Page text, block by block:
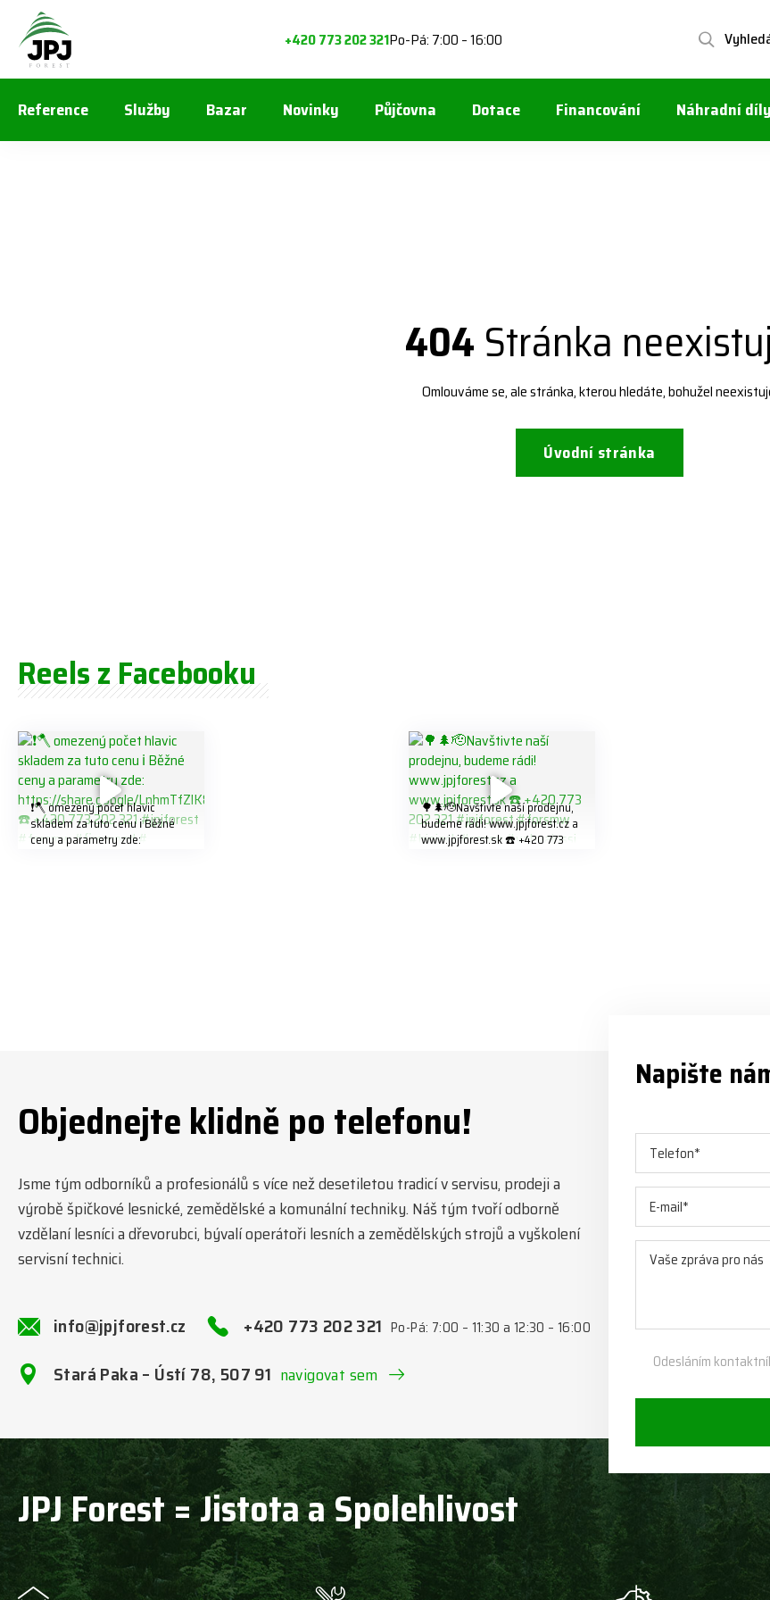
+420 773 202 321Po-Pá: 7:00 – 16:00
Reference Služby Bazar Novinky Půjčovna Dotace Financování Náhradní díly
404Stránka
Omlouváme se, ale stránka, kterou hledáte, bohužel
Úvodní stránka
Reels z Facebooku
❗️🪓 omezený počet hlavic
skladem za tuto cenu ℹ️ Běžné
ceny a parametry zde:
🌳🌲🫡Navštivte naší prodejnu,
budeme rádi! www.jpjforest.cz a
www.jpjforest.sk ☎️ +420 773
Objednejte klidně po telefonu!
Jsme tým odborníků a profesionálů s více než desetiletou tradicí v servisu, prodeji a
výrobě špičkové lesnické, zemědělské a komunální techniky. Náš tým tvoří odborně
vzdělaní lesníci a dřevorubci, bývalí operátoři lesních a zemědělských strojů a vyškolení
servisní technici.
info@jpjforest.cz +420 773 202 321 Po-Pá: 7:00 – 11:30 a 12:30 – 16:00
Stará Paka – Ústí 78, 507 91 navigovat sem
Napište
Odesláním
JPJ Forest = Jistota a Spolehlivost